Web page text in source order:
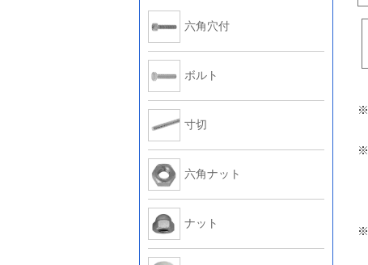
六角穴付
ボルト
寸切
六角ナット
ナット
※
※
※